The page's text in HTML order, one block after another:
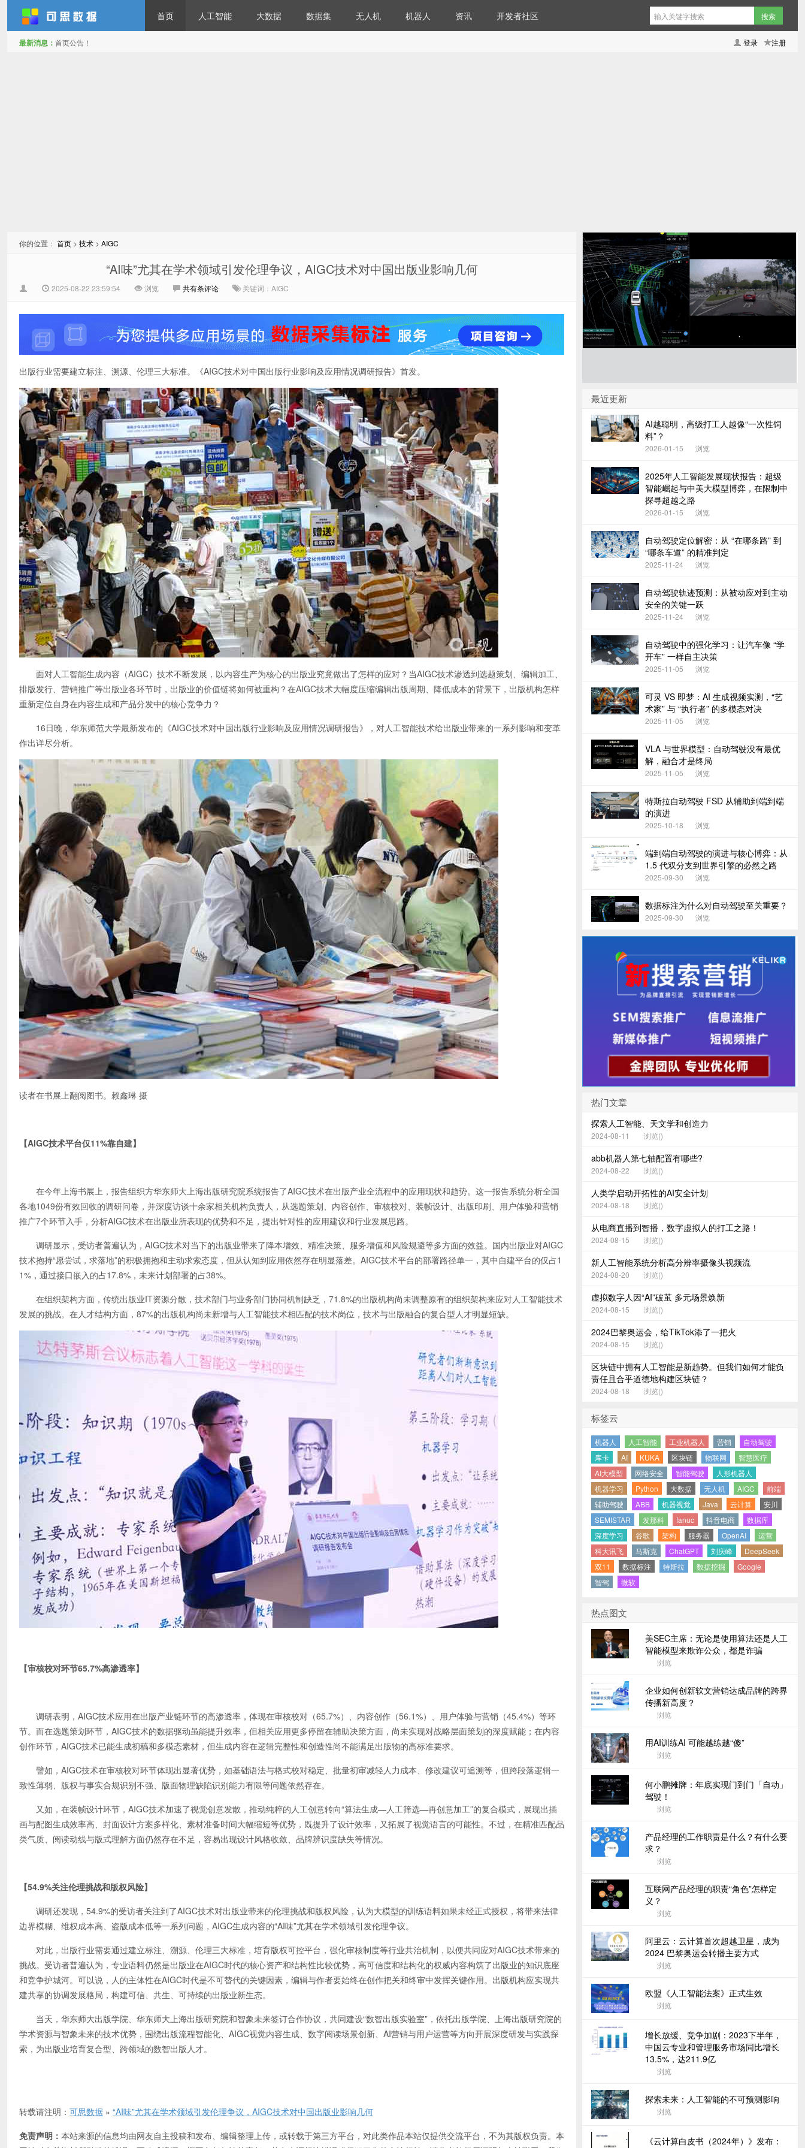
首页 人工智能 大数据 数据集 无人机 机器人 资讯 开发者社区
登录 注册
最新消息： 首页公告！
你的位置： 首页 > 技术 > AIGC
“AI味”尤其在学术领域引发伦理争议，AIGC技术对中国出版业影响几何
2025-08-22 23:59:54 浏览 共有条评论 关键词：AIGC
出版行业需要建立标注、溯源、伦理三大标准。《AIGC技术对中国出版行业影响及应用情况调研报告》首发。
面对人工智能生成内容（AIGC）技术不断发展，以内容生产为核心的出版业究竟做出了怎样的应对？当AIGC技术渗透到选题策划、编辑加工、
排版发行、营销推广等出版业各环节时，出版业的价值链将如何被重构？在AIGC技术大幅度压缩编辑出版周期、降低成本的背景下，出版机构怎样
重新定位自身在内容生成和产品分发中的核心竞争力？
16日晚，华东师范大学最新发布的《AIGC技术对中国出版行业影响及应用情况调研报告》，对人工智能技术给出版业带来的一系列影响和变革
作出详尽分析。
读者在书展上翻阅图书。赖鑫琳 摄
【AIGC技术平台仅11%靠自建】
在今年上海书展上，报告组织方华东师大上海出版研究院系统报告了AIGC技术在出版产业全流程中的应用现状和趋势。这一报告系统分析全国
各地1049份有效回收的调研问卷，并深度访谈十余家相关机构负责人，从选题策划、内容创作、审核校对、装帧设计、出版印刷、用户体验和营销
推广7个环节入手，分析AIGC技术在出版业所表现的优势和不足，提出针对性的应用建议和行业发展思路。
调研显示，受访者普遍认为，AIGC技术对当下的出版业带来了降本增效、精准决策、服务增值和风险规避等多方面的效益。国内出版业对AIGC
技术抱持“愿尝试，求落地”的积极拥抱和主动求索态度，但从认知到应用依然存在明显落差。AIGC技术平台的部署路径单一，其中自建平台的仅占1
1%，通过接口嵌入的占17.8%，未来计划部署的占38%。
在组织架构方面，传统出版业IT资源分散，技术部门与业务部门协同机制缺乏，71.8%的出版机构尚未调整原有的组织架构来应对人工智能技术
发展的挑战。在人才结构方面，87%的出版机构尚未新增与人工智能技术相匹配的技术岗位，技术与出版融合的复合型人才明显短缺。
【审核校对环节65.7%高渗透率】
调研表明，AIGC技术应用在出版产业链环节的高渗透率，体现在审核校对（65.7%）、内容创作（56.1%）、用户体验与营销（45.4%）等环
节。而在选题策划环节，AIGC技术的数据驱动虽能提升效率，但相关应用更多停留在辅助决策方面，尚未实现对战略层面策划的深度赋能；在内容
创作环节，AIGC技术已能生成初稿和多模态素材，但生成内容在逻辑完整性和创造性尚不能满足出版物的高标准要求。
譬如，AIGC技术在审核校对环节体现出显著优势，如基础语法与格式校对稳定、批量初审减轻人力成本、修改建议可追溯等，但跨段落逻辑一
致性薄弱、版权与事实合规识别不强、版面物理缺陷识别能力有限等问题依然存在。
又如，在装帧设计环节，AIGC技术加速了视觉创意发散，推动纯粹的人工创意转向“算法生成—人工筛选—再创意加工”的复合模式，展现出插
画与配图生成效率高、封面设计方案多样化、素材准备时间大幅缩短等优势，既提升了设计效率，又拓展了视觉语言的可能性。不过，在精准匹配品
类气质、阅读动线与版式理解方面仍然存在不足，容易出现设计风格收敛、品牌辨识度缺失等情况。
【54.9%关注伦理挑战和版权风险】
调研还发现，54.9%的受访者关注到了AIGC技术对出版业带来的伦理挑战和版权风险，认为大模型的训练语料如果未经正式授权，将带来法律
边界模糊、维权成本高、盗版成本低等一系列问题，AIGC生成内容的“AI味”尤其在学术领域引发伦理争议。
对此，出版行业需要通过建立标注、溯源、伦理三大标准，培育版权可控平台，强化审核制度等行业共治机制，以便共同应对AIGC技术带来的
挑战。受访者普遍认为，专业语料仍然是出版业在AIGC时代的核心资产和结构性比较优势，高可信度和结构化的权威内容构筑了出版业的知识底座
和竞争护城河。可以说，人的主体性在AIGC时代是不可替代的关键因素，编辑与作者要始终在创作把关和终审中发挥关键作用。出版机构应实现共
建共享的协调发展格局，构建可信、共生、可持续的出版业新生态。
当天，华东师大出版学院、华东师大上海出版研究院和智象未来签订合作协议，共同建设“数智出版实验室”，依托出版学院、上海出版研究院的
学术资源与智象未来的技术优势，围绕出版流程智能化、AIGC视觉内容生成、数字阅读场景创新、AI营销与用户运营等方向开展深度研发与实践探
索，为出版业培育复合型、跨领域的数智出版人才。
转载请注明： 可思数据 » “AI味”尤其在学术领域引发伦理争议，AIGC技术对中国出版业影响几何
免责声明： 本站来源的信息均由网友自主投稿和发布、编辑整理上传，或转载于第三方平台，对此类作品本站仅提供交流平台，不为其版权负责。本
最近更新
AI越聪明，高级打工人越像“一次性饲
料”？
2026-01-15 浏览
2025年人工智能发展现状报告：超级
智能崛起与中美大模型博弈，在限制中
探寻超越之路
2026-01-15 浏览
自动驾驶定位解密：从 “在哪条路” 到
“哪条车道” 的精准判定
2025-11-24 浏览
自动驾驶轨迹预测：从被动应对到主动
安全的关键一跃
2025-11-24 浏览
自动驾驶中的强化学习：让汽车像 “学
开车” 一样自主决策
2025-11-05 浏览
可灵 VS 即梦：AI 生成视频实测，“艺
术家” 与 “执行者” 的多模态对决
2025-11-05 浏览
VLA 与世界模型：自动驾驶没有最优
解，融合才是终局
2025-11-05 浏览
特斯拉自动驾驶 FSD 从辅助到端到端
的演进
2025-10-18 浏览
端到端自动驾驶的演进与核心博弈：从
1.5 代双分支到世界引擎的必然之路
2025-09-30 浏览
数据标注为什么对自动驾驶至关重要？
2025-09-30 浏览
热门文章
探索人工智能、天文学和创造力
2024-08-11 浏览()
abb机器人第七轴配置有哪些?
2024-08-22 浏览()
人类学启动开拓性的AI安全计划
2024-08-18 浏览()
从电商直播到智播，数字虚拟人的打工之路！
2024-08-15 浏览()
新人工智能系统分析高分辨率摄像头视频流
2024-08-20 浏览()
虚拟数字人因“AI”破茧 多元场景焕新
2024-08-15 浏览()
2024巴黎奥运会，给TikTok添了一把火
2024-08-15 浏览()
区块链中拥有人工智能是新趋势。但我们如何才能负
责任且合乎道德地构建区块链？
2024-08-18 浏览()
标签云
机器人 人工智能 工业机器人 营销
自动驾驶
库卡
AI KUKA 区块链 物联网
智慧医疗
AI大模型
网络安全 智能驾驶
人形机器人
机器学习
Python 大数据 无人机 AIGC
前端
辅助驾驶
ABB 机器视觉 Java 云计算
安川
SEMISTAR
发那科 fanuc 抖音电商
数据库
深度学习
谷歌 架构 服务器 OpenAI
运营
科大讯飞
马斯克 ChatGPT 刘庆峰
DeepSeek
双11
数据标注 特斯拉 数据挖掘
Google
智驾
微软
热点图文
美SEC主席：无论是使用算法还是人工
智能模型来欺诈公众，都是诈骗
浏览
企业如何创新软文营销达成品牌的跨界
传播新高度？
浏览
用AI训练AI 可能越练越“傻”
浏览
何小鹏摊牌：年底实现门到门「自动」
驾驶！
浏览
产品经理的工作职责是什么？有什么要
求？
浏览
互联网产品经理的职责“角色”怎样定
义？
浏览
阿里云：云计算首次超越卫星，成为
2024 巴黎奥运会转播主要方式
浏览
欧盟《人工智能法案》正式生效
浏览
增长放缓、竞争加剧：2023下半年，
中国云专业和管理服务市场同比增长
13.5%，达211.9亿
浏览
探索未来：人工智能的不可预测影响
浏览
《云计算白皮书（2024年）》发布：